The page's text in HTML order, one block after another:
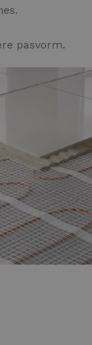
pasvorm.